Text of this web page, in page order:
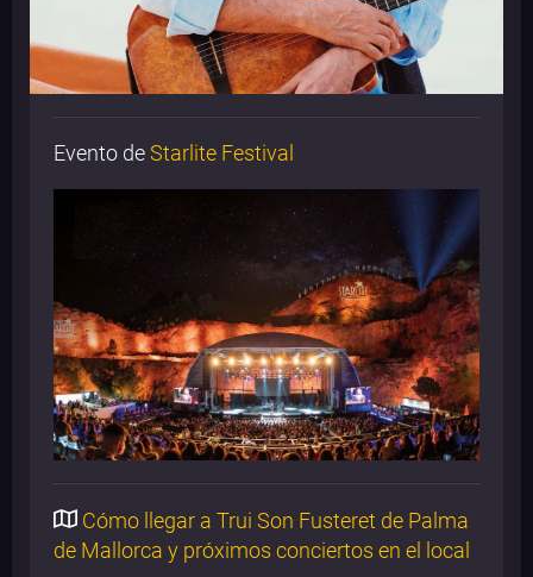
Evento deStarlite Festival
Cómo llegar a Trui Son Fusteret de Palma
de Mallorca y próximos conciertos en el local